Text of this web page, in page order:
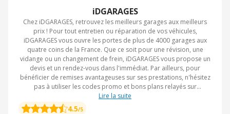
iDGARAGES
Chez iDGARAGES, retrouvez les meilleurs garages aux meilleurs
prix ! Pour tout entretien ou réparation de vos véhicules,
iDGARAGES vous ouvre les portes de plus de 4000 garages aux
quatre coins de la France. Que ce soit pour une révision, une
vidange ou un changement de frein, iDGARAGES vous propose un
devis et un rendez-vous dans l'immédiat. Par ailleurs, pour
bénéficier de remises avantageuses sur ses prestations, n'hésitez
pas à utiliser les codes promo et bons plans relayés sur
eBuyClub. Entre autres avantages, activez les CashBack pour
obtenir plus d'économie.
Lire la suite
4.5/5